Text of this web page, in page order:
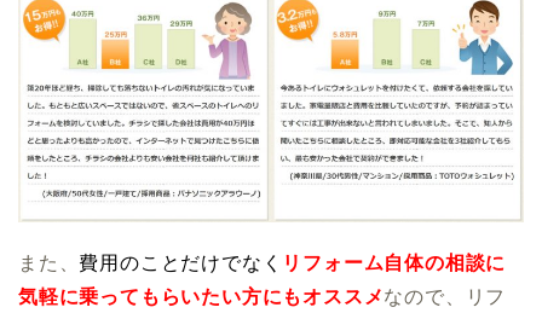
また、 費用のことだけでなく リフォーム自体の相談に
気軽に乗ってもらいたい方にもオススメなので、リフ